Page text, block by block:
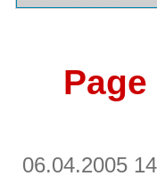
06.04.2005